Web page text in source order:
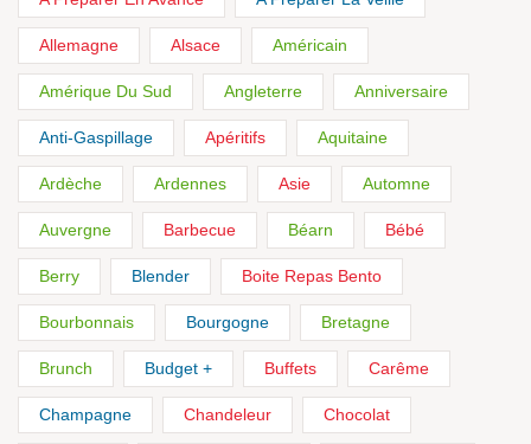
Allemagne Alsace Américain
Amérique Du Sud Angleterre Anniversaire
Anti-Gaspillage Apéritifs Aquitaine
Ardèche Ardennes Asie Automne
Auvergne Barbecue Béarn Bébé
Berry Blender Boite Repas Bento
Bourbonnais Bourgogne Bretagne
Brunch Budget + Buffets Carême
Champagne Chandeleur Chocolat